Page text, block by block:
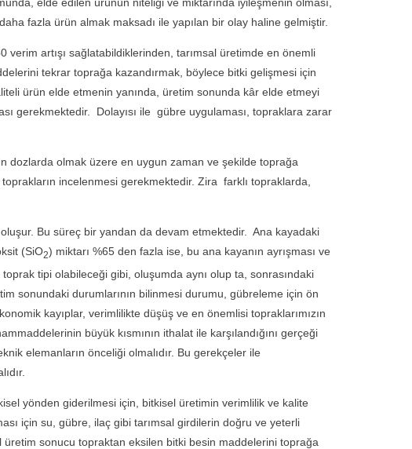
fazla ürün almak maksadı ile yapılan bir olay haline gelmiştir.
artışı sağlatabildiklerinden, tarımsal üretimde en önemli
tekrar toprağa kazandırmak, böylece bitki gelişmesi için
ürün elde etmenin yanında, üretim sonunda kâr elde etmeyi
gerekmektedir. Dolayısı ile gübre uygulaması, topraklara zarar
olmak üzere en uygun zaman ve şekilde toprağa
incelenmesi gerekmektedir. Zira farklı topraklarda,
Bu süreç bir yandan da devam etmektedir. Ana kayadaki
(SiO2) miktarı %65 den fazla ise, bu ana kayanın ayrışması ve
tipi olabileceği gibi, oluşumda aynı olup ta, sonrasındaki
sonundaki durumlarının bilinmesi durumu, gübreleme için ön
kayıplar, verimlilikte düşüş ve en önemlisi topraklarımızın
büyük kısmının ithalat ile karşılandığını gerçeği
elemanların önceliği olmalıdır. Bu gerekçeler ile
yönden giderilmesi için, bitkisel üretimin verimlilik ve kalite
için su, gübre, ilaç gibi tarımsal girdilerin doğru ve yeterli
üretim sonucu topraktan eksilen bitki besin maddelerini toprağa